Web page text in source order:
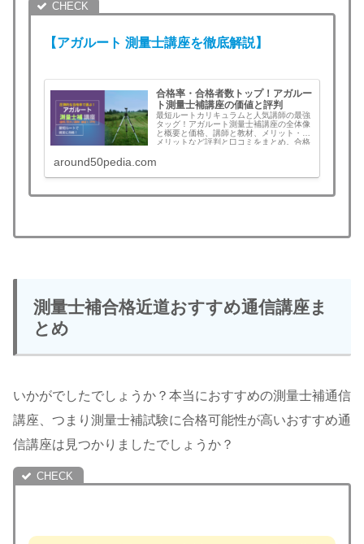
【アガルート 測量士講座を徹底解説】
合格率・合格者数トップ！アガルー
ト測量士補講座の価値と評判
最短ルートカリキュラムと人気講師の最強
タッグ！アガルート測量士補講座の全体像
と概要と価格、講師と教材、メリット・デ
メリットなど評判と口コミをまとめ。合格
午前免除ならセットでお得！
around50pedia.com
測量士補合格近道おすすめ通信講座ま
とめ
いかがでしたでしょうか？本当におすすめの測量士補通信
講座、つまり測量士補試験に合格可能性が高いおすすめ通
信講座は見つかりましたでしょうか？